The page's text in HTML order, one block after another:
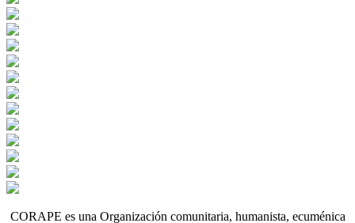
CORAPE es una Organización comunitaria, humanista, ecuménica